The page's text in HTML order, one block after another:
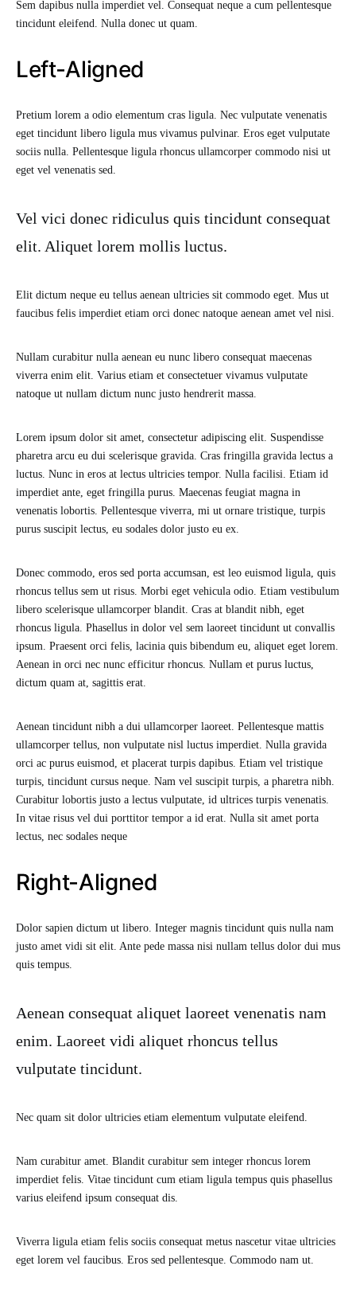
Sem dapibus nulla imperdiet vel. Consequat neque a cum pellentesque
tincidunt eleifend. Nulla donec ut quam.
Left-Aligned
Pretium lorem a odio elementum cras ligula. Nec vulputate venenatis
eget tincidunt libero ligula mus vivamus pulvinar. Eros eget vulputate
sociis nulla. Pellentesque ligula rhoncus ullamcorper commodo nisi ut
eget vel venenatis sed.
Vel vici donec ridiculus quis tincidunt consequat
elit. Aliquet lorem mollis luctus.
Elit dictum neque eu tellus aenean ultricies sit commodo eget. Mus ut
faucibus felis imperdiet etiam orci donec natoque aenean amet vel nisi.
Nullam curabitur nulla aenean eu nunc libero consequat maecenas
viverra enim elit. Varius etiam et consectetuer vivamus vulputate
natoque ut nullam dictum nunc justo hendrerit massa.
Lorem ipsum dolor sit amet, consectetur adipiscing elit. Suspendisse
pharetra arcu eu dui scelerisque gravida. Cras fringilla gravida lectus a
luctus. Nunc in eros at lectus ultricies tempor. Nulla facilisi. Etiam id
imperdiet ante, eget fringilla purus. Maecenas feugiat magna in
venenatis lobortis. Pellentesque viverra, mi ut ornare tristique, turpis
purus suscipit lectus, eu sodales dolor justo eu ex.
Donec commodo, eros sed porta accumsan, est leo euismod ligula, quis
rhoncus tellus sem ut risus. Morbi eget vehicula odio. Etiam vestibulum
libero scelerisque ullamcorper blandit. Cras at blandit nibh, eget
rhoncus ligula. Phasellus in dolor vel sem laoreet tincidunt ut convallis
ipsum. Praesent orci felis, lacinia quis bibendum eu, aliquet eget lorem.
Aenean in orci nec nunc efficitur rhoncus. Nullam et purus luctus,
dictum quam at, sagittis erat.
Aenean tincidunt nibh a dui ullamcorper laoreet. Pellentesque mattis
ullamcorper tellus, non vulputate nisl luctus imperdiet. Nulla gravida
orci ac purus euismod, et placerat turpis dapibus. Etiam vel tristique
turpis, tincidunt cursus neque. Nam vel suscipit turpis, a pharetra nibh.
Curabitur lobortis justo a lectus vulputate, id ultrices turpis venenatis.
In vitae risus vel dui porttitor tempor a id erat. Nulla sit amet porta
lectus, nec sodales neque
Right-Aligned
Dolor sapien dictum ut libero. Integer magnis tincidunt quis nulla nam
justo amet vidi sit elit. Ante pede massa nisi nullam tellus dolor dui mus
quis tempus.
Aenean consequat aliquet laoreet venenatis nam
enim. Laoreet vidi aliquet rhoncus tellus
vulputate tincidunt.
Nec quam sit dolor ultricies etiam elementum vulputate eleifend.
Nam curabitur amet. Blandit curabitur sem integer rhoncus lorem
imperdiet felis. Vitae tincidunt cum etiam ligula tempus quis phasellus
varius eleifend ipsum consequat dis.
Viverra ligula etiam felis sociis consequat metus nascetur vitae ultricies
eget lorem vel faucibus. Eros sed pellentesque. Commodo nam ut.